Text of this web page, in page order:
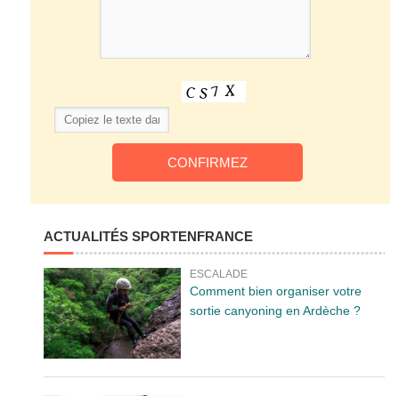
ACTUALITÉS SPORTENFRANCE
ESCALADE
Comment bien organiser votre
sortie canyoning en Ardèche ?